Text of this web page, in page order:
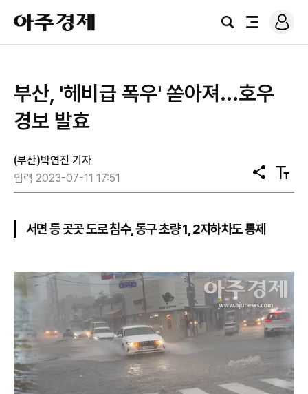
아
주
경
검
전
로
그
​부산, '헤비급 폭우' 쏟아져...호우
경보 발효
(부산)박연진 기자
입력 2023-07-11 17:51
공
유
텍
스
서면 등 곳곳 도로 침수, 동구 초량 1, 2지하차도 통제